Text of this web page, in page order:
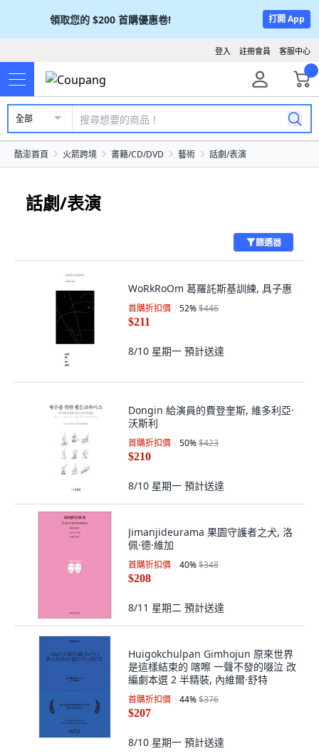
領取您的 $200 首購優惠卷! 打開 App
客服中心
註冊會員
登入
全部
酷澎首頁 火箭跨境 書籍/CD/DVD 藝術 話劇/表演
話劇/表演
篩選器
WoRkRoOm 葛羅託斯基訓練, 具子惠
首購折扣價 52%$446
$211
8/10 星期一 預計送達
Dongin 給演員的費登奎斯, 維多利亞·
沃斯利
首購折扣價 50%$423
$210
8/10 星期一 預計送達
Jimanjideurama 果園守護者之犬, 洛
佩·德·維加
首購折扣價 40%$348
$208
8/11 星期二 預計送達
Huigokchulpan Gimhojun 原來世界
是這樣結束的 喀嚓 一聲不發的啜泣 改
編劇本選 2 半精裝, 內維爾·舒特
首購折扣價 44%$376
$207
8/10 星期一 預計送達